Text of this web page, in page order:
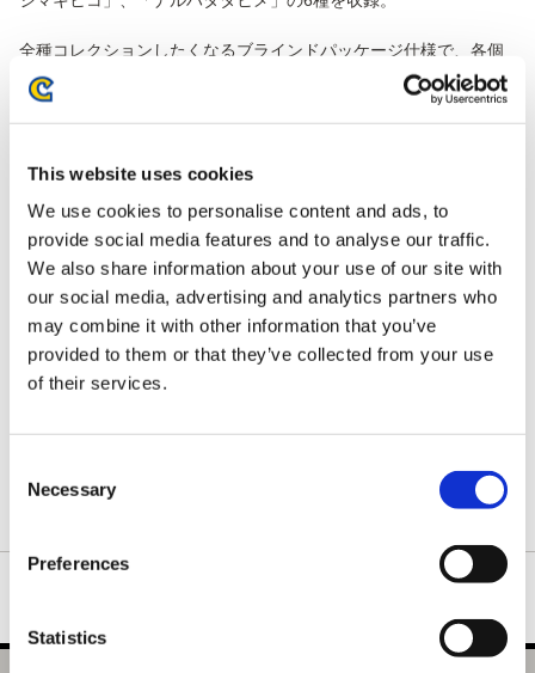
This website uses cookies
We use cookies to personalise content and ads, to
provide social media features and to analyse our traffic.
We also share information about your use of our site with
our social media, advertising and analytics partners who
may combine it with other information that you’ve
provided to them or that they’ve collected from your use
of their services.
Selection
Necessary
Preferences
Statistics
全種コレクションしたくなるブラインドパッケージ仕様で、各個
箱に封入しているボーナスパーツを集めると完成するボーナスフ
ィギュアは「ヌシ・ジンオウガ（クリアVer.）」です。
また、1個箱毎に1枚、モンスターアイコンのステッカーが付属し
さらに、6個入りBOXにプリントされている背景やハンター・オト
モ達を切り抜き、フィギュアと並べて楽しむことができます！
■収録モンスター
(1)マガイマガド
(2)ヨツミワドウ
(3)ゴシャハギ
(4)奇しき赫耀のバルファルク
ボーナスパーツモンスター
・ ヌシ・ジンオウガ（クリアVer.）